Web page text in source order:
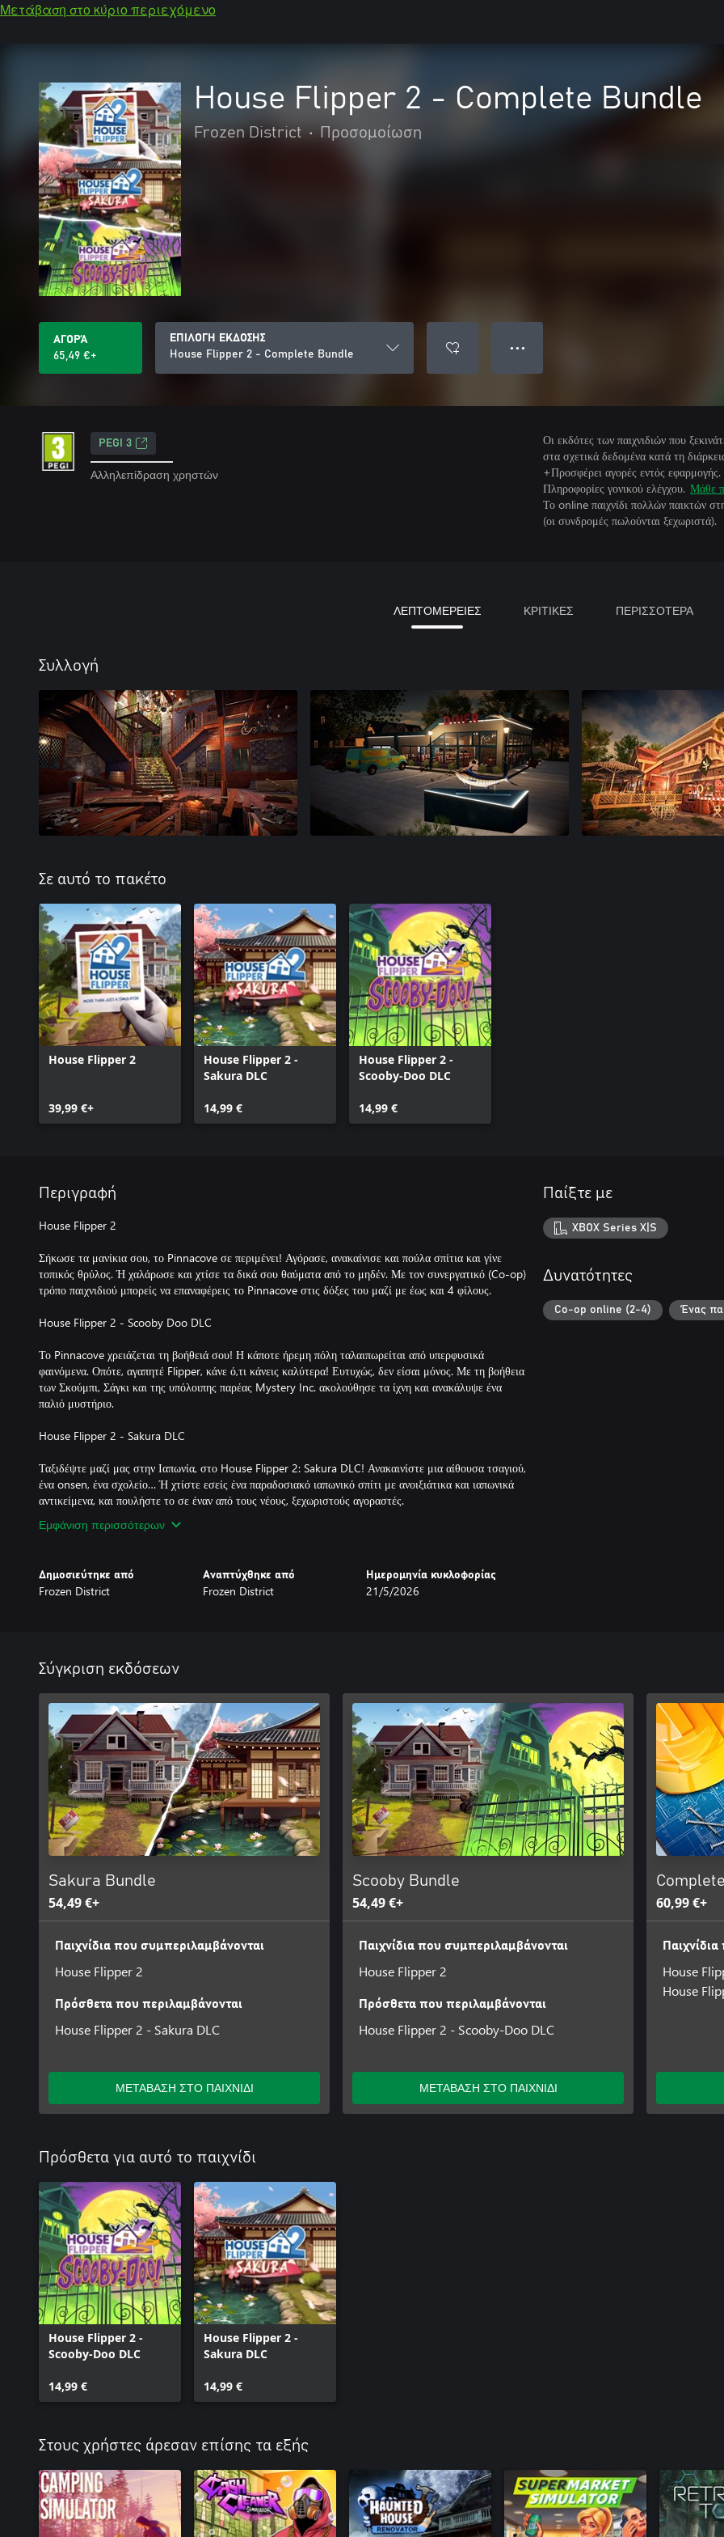
Μετάβαση στο κύριο περιεχόμενο
House Flipper 2 - Complete Bundle
Frozen District • Προσομοίωση
ΑΓΟΡΆ
65,49 €+
ΕΠΙΛΟΓΗ ΕΚΔΟΣΗΣ
House Flipper 2 - Complete Bundle
● ● ●
PEGI 3
Αλληλεπίδραση χρηστών
Οι εκδότες των παιχνιδιών που
στα σχετικά δεδομένα κατά τη
+Προσφέρει αγορές εντός εφαρμογής.
Πληροφορίες γονικού ελέγχου. Μάθε
Το online παιχνίδι πολλών παικτών
(οι συνδρομές πωλούνται ξεχωριστά).
ΛΕΠΤΟΜΕΡΕΙΕΣ ΚΡΙΤΙΚΕΣ ΠΕΡΙΣΣΟΤΕΡΑ
Συλλογή
Σε αυτό το πακέτο
House Flipper 2
39,99 €+
House Flipper 2 -
Sakura DLC
14,99 €
House Flipper 2 -
Scooby-Doo DLC
14,99 €
Περιγραφή
House Flipper 2
Σήκωσε τα μανίκια σου, το Pinnacove σε περιμένει! Αγόρασε, ανακαίνισε και πούλα σπίτια και γίνε
τοπικός θρύλος. Ή χαλάρωσε και χτίσε τα δικά σου θαύματα από το μηδέν. Με τον συνεργατικό (Co-op)
τρόπο παιχνιδιού μπορείς να επαναφέρεις το Pinnacove στις δόξες του μαζί με έως και 4 φίλους.
House Flipper 2 - Scooby Doo DLC
Το Pinnacove χρειάζεται τη βοήθειά σου! Η κάποτε ήρεμη πόλη ταλαιπωρείται από υπερφυσικά
φαινόμενα. Οπότε, αγαπητέ Flipper, κάνε ό,τι κάνεις καλύτερα! Ευτυχώς, δεν είσαι μόνος. Με τη βοήθεια
των Σκούμπι, Σάγκι και της υπόλοιπης παρέας Mystery Inc. ακολούθησε τα ίχνη και ανακάλυψε ένα
παλιό μυστήριο.
House Flipper 2 - Sakura DLC
Ταξιδέψτε μαζί μας στην Ιαπωνία, στο House Flipper 2: Sakura DLC! Ανακαινίστε μια αίθουσα τσαγιού,
ένα onsen, ένα σχολείο… Ή χτίστε εσείς ένα παραδοσιακό ιαπωνικό σπίτι με ανοιξιάτικα και ιαπωνικά
Εμφάνιση περισσότερων
Δημοσιεύτηκε από
Frozen District
Αναπτύχθηκε από
Frozen District
Ημερομηνία κυκλοφορίας
21/5/2026
Παίξτε με
XBOX Series X|S
Δυνατότητες
Co-op online (2-4) Ένας
Σύγκριση εκδόσεων
Sakura Bundle
54,49 €+
Παιχνίδια που συμπεριλαμβάνονται
House Flipper 2
Πρόσθετα που περιλαμβάνονται
House Flipper 2 - Sakura DLC
ΜΕΤΑΒΑΣΗ ΣΤΟ ΠΑΙΧΝΙΔΙ
Scooby Bundle
54,49 €+
Παιχνίδια που συμπεριλαμβάνονται
House Flipper 2
Πρόσθετα που περιλαμβάνονται
House Flipper 2 - Scooby-Doo DLC
ΜΕΤΑΒΑΣΗ ΣΤΟ ΠΑΙΧΝΙΔΙ
60,99 €+
House
House
Πρόσθετα για αυτό το παιχνίδι
House Flipper 2 -
Scooby-Doo DLC
14,99 €
House Flipper 2 -
Sakura DLC
14,99 €
Στους χρήστες άρεσαν επίσης τα εξής